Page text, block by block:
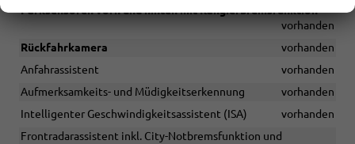
Parksensoren vorn und hinten mit Rangierbremsfunktion
vorhanden
Rückfahrkamera
vorhanden
Anfahrassistent
vorhanden
Aufmerksamkeits- und Müdigkeitserkennung
vorhanden
Intelligenter Geschwindigkeitsassistent (ISA)
vorhanden
Frontradarassistent inkl. City-Notbremsfunktion und